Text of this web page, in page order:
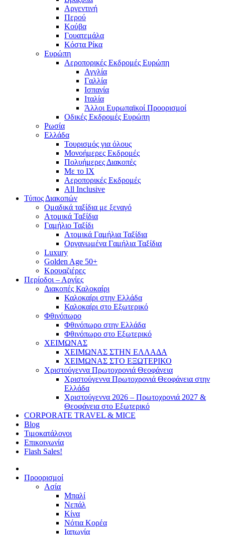
Αργεντινή
Περού
Κούβα
Γουατεμάλα
Κόστα Ρίκα
Ευρώπη
Αεροπορικές Εκδρομές Ευρώπη
Αγγλία
Γαλλία
Ισπανία
Ιταλία
Άλλοι Ευρωπαϊκοί Προορισμοί
Οδικές Εκδρομές Ευρώπη
Ρωσία
Ελλάδα
Τουρισμός για όλους
Mονοήμερες Εκδρομές
Πολυήμερες Διακοπές
Με το ΙΧ
Αεροπορικές Εκδρομές
All Inclusive
Τύπος Διακοπών
Ομαδικά ταξίδια με ξεναγό
Ατομικά Ταξίδια
Γαμήλιο Ταξίδι
Ατομικά Γαμήλια Ταξίδια
Οργανωμένα Γαμήλια Ταξίδια
Luxury
Golden Age 50+
Κρουαζιέρες
Περίοδοι – Αργίες
Διακοπές Καλοκαίρι
Καλοκαίρι στην Ελλάδα
Καλοκαίρι στο Εξωτερικό
Φθινόπωρο
Φθινόπωρο στην Ελλάδα
Φθινόπωρο στο Εξωτερικό
ΧΕΙΜΩΝΑΣ
ΧΕΙΜΩΝΑΣ ΣΤΗΝ ΕΛΛΑΔΑ
ΧΕΙΜΩΝΑΣ ΣΤΟ ΕΞΩΤΕΡΙΚΟ
Χριστούγεννα Πρωτοχρονιά Θεοφάνεια
Χριστούγεννα Πρωτοχρονιά Θεοφάνεια στην
Ελλάδα
Χριστούγεννα 2026 – Πρωτοχρονιά 2027 &
Θεοφάνεια στο Εξωτερικό
CORPORATE TRAVEL & MICE
Blog
Τιμοκατάλογοι
Επικοινωνία
Flash Sales!
Προορισμοί
Ασία
Μπαλί
Νεπάλ
Κίνα
Νότια Κορέα
Ιαπωνία